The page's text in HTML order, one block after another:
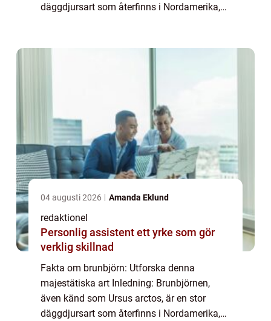
däggdjursart som återfinns i Nordamerika,
04 augusti 2026 Amanda Eklund
redaktionel
Personlig assistent ett yrke som gör
verklig skillnad
Fakta om brunbjörn: Utforska denna
majestätiska art Inledning: Brunbjörnen,
även känd som Ursus arctos, är en stor
däggdjursart som återfinns i Nordamerika,